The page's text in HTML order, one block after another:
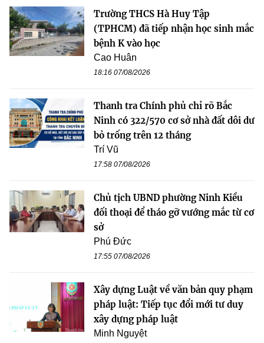
Trường THCS Hà Huy Tập
(TPHCM) đã tiếp nhận học sinh mắc
bệnh K vào học
Cao Huân
18:16 07/08/2026
Thanh tra Chính phủ chỉ rõ Bắc
Ninh có 322/570 cơ sở nhà đất dôi dư
bỏ trống trên 12 tháng
Trí Vũ
17:58 07/08/2026
Chủ tịch UBND phường Ninh Kiều
đối thoại để tháo gỡ vướng mắc từ cơ
sở
Phú Đức
17:55 07/08/2026
Xây dựng Luật về văn bản quy phạm
pháp luật: Tiếp tục đổi mới tư duy
xây dựng pháp luật
Minh Nguyệt